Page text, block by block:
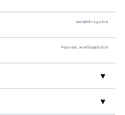
świętokrzyskie
Poznań, wielkopolskie